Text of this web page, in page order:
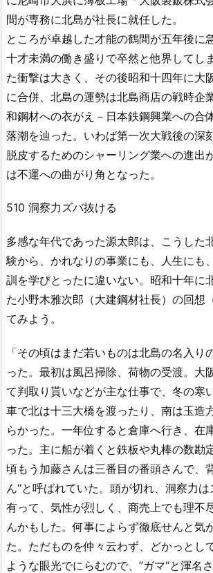
間が専務に北島が社長に就任した。
ところが卓越した才能の鶴間が五年後に
十才未満の働き盛りで卒然と他界してし
た衝撃は大きく、その後昭和十四年に大
に合併、北島の運勢は北島商店の戦時企
和鋼材への衣がえ－日本鉄鋼興業への合
落潮を辿った。いわば第一次大戦後の深
脱皮するためのシャーリング業への進出
は不運への曲がり角となった。
510 洞察力ズバ抜ける
多感な年代であった源太郎は、こうした
験から、かれなりの事業にも、人生にも
訓を学びとったに違いない。昭和十年に
た小野木雅次郎（大建鋼材社長）の回想
てみよう。
「その頃はまだ若いものは北島の名入り
った。最初は風呂掃除、荷物の受渡。大
て判取り貰いなどが主な仕事で、冬の寒
車で北は十三大橋を渡ったり、南は玉造
らかった。一年位すると倉庫へ行き、在
った。主に船が着くと鉄板や丸棒の数勘
頃もう加藤さんは三番目の番頭さんで、
ん“と呼ばれていた。頭が切れ、洞察力
有って、気性が烈しく、商売上でも理不
んかもした。何事によらず徹底せんと気
た。ただものを仲々云わず、どかっとし
ような眼光でにらむので、”ガマ“と渾名